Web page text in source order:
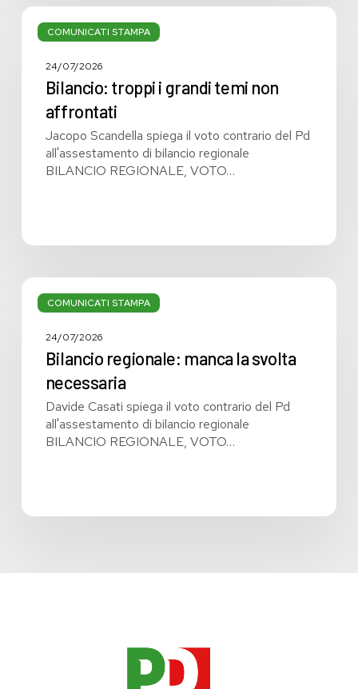
COMUNICATI STAMPA
Bilancio:
troppi
grandi
affrontati
24/07/2026
Bilancio: troppi i grandi temi non
affrontati
Jacopo Scandella spiega il voto contrario del Pd
all'assestamento di bilancio regionale
BILANCIO REGIONALE, VOTO…
COMUNICATI STAMPA
Bilancio
regionale:
svolta
24/07/2026
Bilancio regionale: manca la svolta
necessaria
Davide Casati spiega il voto contrario del Pd
all'assestamento di bilancio regionale
BILANCIO REGIONALE, VOTO…